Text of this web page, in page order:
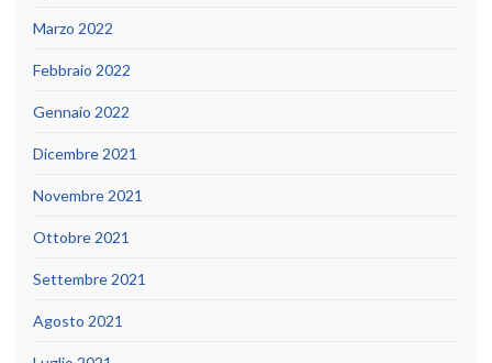
Marzo 2022
Febbraio 2022
Gennaio 2022
Dicembre 2021
Novembre 2021
Ottobre 2021
Settembre 2021
Agosto 2021